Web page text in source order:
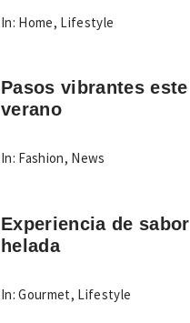
In: Home, Lifestyle
Pasos vibrantes este
verano
In: Fashion, News
Experiencia de sabor
helada
In: Gourmet, Lifestyle